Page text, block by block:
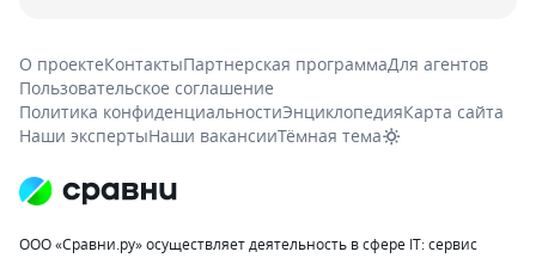
О проектеКонтактыПартнерская программаДля агентов
Пользовательское соглашение
Политика конфиденциальностиЭнциклопедияКарта сайта
Наши экспертыНаши вакансииТёмная тема
ООО «Сравни.ру» осуществляет деятельность в сфере IT: сервис